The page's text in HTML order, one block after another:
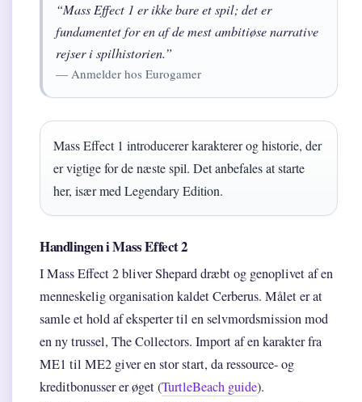
“Mass Effect 1 er ikke bare et spil; det er
fundamentet for en af de mest ambitiøse narrative
rejser i spilhistorien.”
— Anmelder hos Eurogamer
Mass Effect 1 introducerer karakterer og historie, der
er vigtige for de næste spil. Det anbefales at starte
her, især med Legendary Edition.
Handlingen i Mass Effect 2
I Mass Effect 2 bliver Shepard dræbt og genoplivet af en
menneskelig organisation kaldet Cerberus. Målet er at
samle et hold af eksperter til en selvmordsmission mod
en ny trussel, The Collectors. Import af en karakter fra
ME1 til ME2 giver en stor start, da ressource- og
kreditbonusser er øget (TurtleBeach guide).